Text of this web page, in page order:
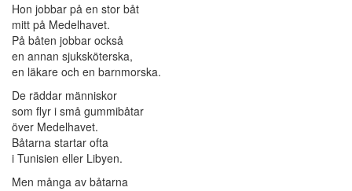
Hon jobbar på en stor båt
mitt på Medelhavet.
På båten jobbar också
en annan sjuksköterska,
en läkare och en barnmorska.
De räddar människor
som flyr i små gummibåtar
över Medelhavet.
Båtarna startar ofta
i Tunisien eller Libyen.
Men många av båtarna